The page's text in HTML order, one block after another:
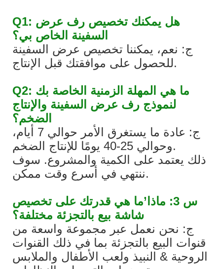
Q1: هل يمكنك تخصيص رف عرض
السفينة الخاص بي؟
ج: نعم، يمكننا تخصيص عرض السفينة
للحصول على موافقتك قبل الإنتاج.
Q2: ما هي المهلة الزمنية الخاصة بك
لنموذج رف عرض السفينة والإنتاج
الضخم؟
ج: عادة ما يستغرق الأمر حوالي 7 أيام،
وحوالي 25-40 يومًا للإنتاج الضخم.
ذلك يعتمد على الكمية والمشروع. سوف
ننتهي في أسرع وقت ممكن.
س 3: ماذا’ما هي قدرتك على تخصيص
شاشة بيع بالتجزئة مختلفة؟
ج: نحن نعمل عبر مجموعة واسعة من
قنوات البيع بالتجزئة بما في ذلك القنوات
الروحية & النبيذ ولعب الأطفال والملابس